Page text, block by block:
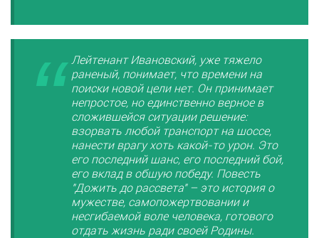
Лейтенант Ивановский, уже тяжело
раненый, понимает, что времени на
поиски новой цели нет. Он принимает
непростое, но единственно верное в
сложившейся ситуации решение:
взорвать любой транспорт на шоссе,
нанести врагу хоть какой-то урон. Это
его последний шанс, его последний бой,
его вклад в общую победу. Повесть
"Дожить до рассвета" – это история о
мужестве, самопожертвовании и
несгибаемой воле человека, готового
отдать жизнь ради своей Родины.